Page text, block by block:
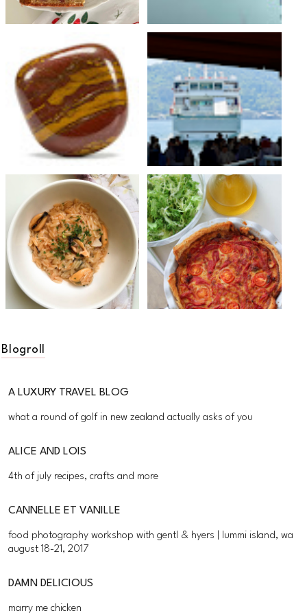
Blogroll
A LUXURY TRAVEL BLOG
what a round of golf in new zealand actually asks of you
ALICE AND LOIS
4th of july recipes, crafts and more
CANNELLE ET VANILLE
food photography workshop with gentl & hyers | lummi island, wa
august 18-21, 2017
DAMN DELICIOUS
marry me chicken